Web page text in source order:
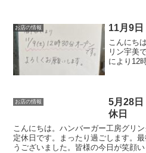
お店の情報 11月9
こんにち
リン宇美
により12
が笑顔い
お店の情報
5月28日
休日
こんにちは。ハンバーガー工房グリ
定休日です。まったり過ごします。
うございました。皆様の今日が笑顔